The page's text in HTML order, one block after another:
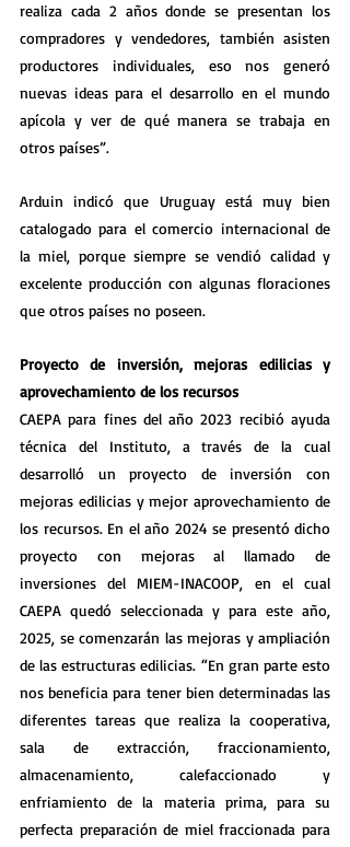
realiza cada 2 años donde se presentan los
compradores y vendedores, también asisten
productores individuales, eso nos generó
nuevas ideas para el desarrollo en el mundo
apícola y ver de qué manera se trabaja en
otros países”.
Arduin indicó que Uruguay está muy bien
catalogado para el comercio internacional de
la miel, porque siempre se vendió calidad y
excelente producción con algunas floraciones
que otros países no poseen.
Proyecto de inversión, mejoras edilicias y
aprovechamiento de los recursos
CAEPA para fines del año 2023 recibió ayuda
técnica del Instituto, a través de la cual
desarrolló un proyecto de inversión con
mejoras edilicias y mejor aprovechamiento de
los recursos. En el año 2024 se presentó dicho
proyecto con mejoras al llamado de
inversiones del MIEM-INACOOP, en el cual
CAEPA quedó seleccionada y para este año,
2025, se comenzarán las mejoras y ampliación
de las estructuras edilicias. “En gran parte esto
nos beneficia para tener bien determinadas las
diferentes tareas que realiza la cooperativa,
sala de extracción, fraccionamiento,
almacenamiento, calefaccionado y
enfriamiento de la materia prima, para su
perfecta preparación de miel fraccionada para